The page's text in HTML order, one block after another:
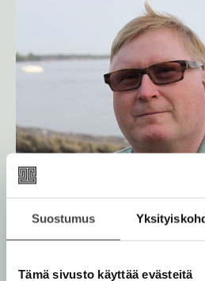
Suostumus
Tämä sivusto käyttää evästeitä